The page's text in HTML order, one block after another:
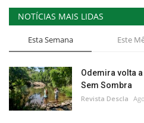
NOTÍCIAS MAIS LIDAS
Esta Semana Este
Odemira volta
Sem Sombra
Revista Descla